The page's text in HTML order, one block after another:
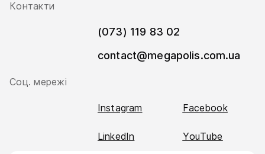
Контакти
(073) 119 83 02
contact@megapolis.com.ua
Соц. мережі
Instagram Facebook
LinkedIn YouTube